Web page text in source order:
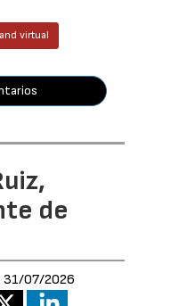
virtual
de
31/07/2026